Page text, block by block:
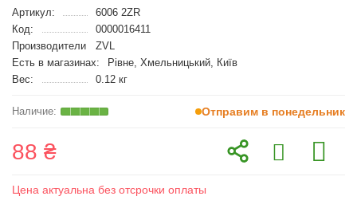
Артикул:
6006 2ZR
Код:
0000016411
Производители
ZVL
Есть в магазинах:
Рівне, Хмельницький, Київ
Вес:
0.12 кг
Отправим в понедельник
88 ₴
Цена актуальна без отсрочки оплаты